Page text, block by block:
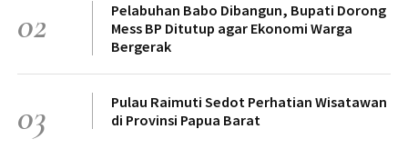
02
Pelabuhan Babo Dibangun, Bupati Dorong
Mess BP Ditutup agar Ekonomi Warga
Bergerak
03
Pulau Raimuti Sedot Perhatian Wisatawan
di Provinsi Papua Barat